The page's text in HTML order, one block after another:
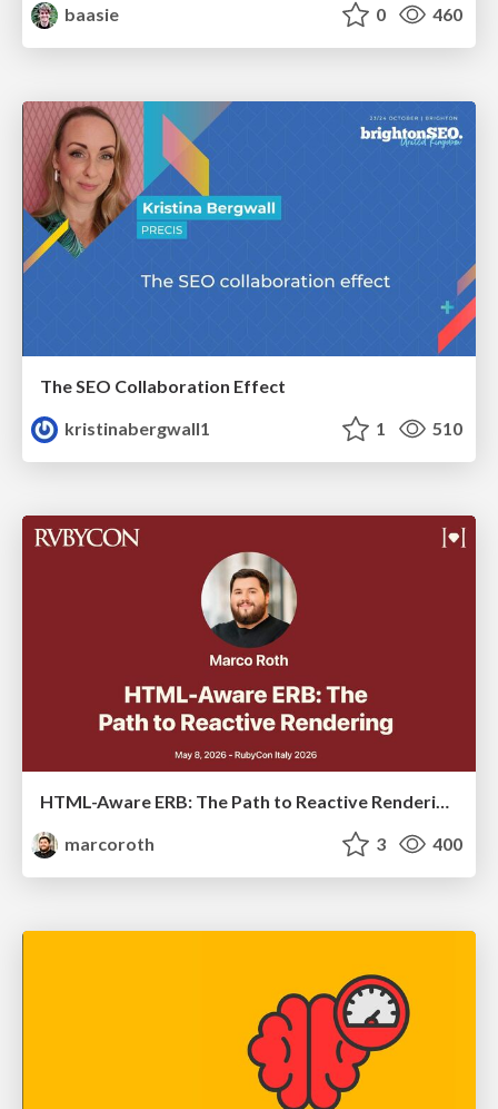
baasie
0 460
The SEO Collaboration Effect
kristinabergwall1
1 510
marcoroth
3 400